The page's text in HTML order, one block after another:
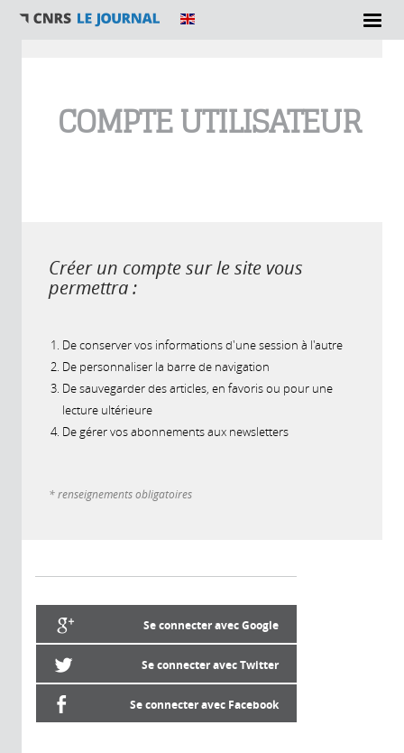
COMPTE UTILISATEUR
Créer un compte sur le site vous
permettra :
De conserver vos informations d'une session à l'autre
De personnaliser la barre de navigation
De sauvegarder des articles, en favoris ou pour une
lecture ultérieure
De gérer vos abonnements aux newsletters
* renseignements obligatoires
Se connecter avec Google
Se connecter avec Twitter
Se connecter avec Facebook